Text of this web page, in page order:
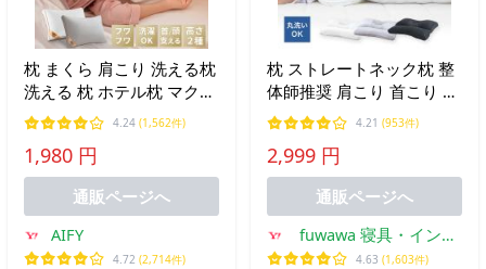
枕 まくら 肩こり 洗える枕
洗える 枕 ホテル枕 マクラ
ストレートネック 低め 枕
高め 快眠枕 洗える 安眠
横向き いびき防止 おすす
め プレゼント 43 63 AIFY
4.24 (1,562件)
1,980 円
通販ページへ
AIFY
4.72 (2,714件)
枕 ストレートネック枕 整
体師推奨 肩こり 首こり 低
反発 高さ調整枕 丸洗い 安
眠枕 頸椎サポート いびき
対策 頚椎安定型 消臭 竹炭
ギフト
4.21 (953件)
2,999 円
通販ページへ
fuwawa 寝具・インテ
リア専門店
4.63 (1,603件)